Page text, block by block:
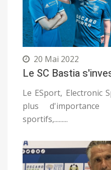
20 Mai 2022
Le SC Bastia
Le ESport, Electronic
plus
sportifs,.........